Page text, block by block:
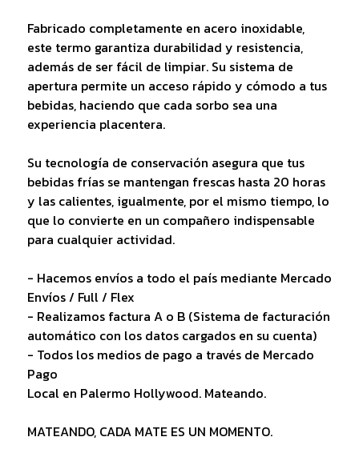
Fabricado completamente en acero inoxidable,
este termo garantiza durabilidad y resistencia,
además de ser fácil de limpiar. Su sistema de
apertura permite un acceso rápido y cómodo a tus
bebidas, haciendo que cada sorbo sea una
experiencia placentera.
Su tecnología de conservación asegura que tus
bebidas frías se mantengan frescas hasta 20 horas
y las calientes, igualmente, por el mismo tiempo, lo
que lo convierte en un compañero indispensable
para cualquier actividad.
- Hacemos envíos a todo el país mediante Mercado
Envíos / Full / Flex
- Realizamos factura A o B (Sistema de facturación
automático con los datos cargados en su cuenta)
- Todos los medios de pago a través de Mercado
Pago
Local en Palermo Hollywood. Mateando.
MATEANDO, CADA MATE ES UN MOMENTO.